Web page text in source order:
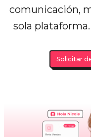
comunicación,
sola
Solicitar